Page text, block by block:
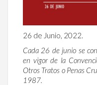
26 de Junio, 2022.
Cada 26 de junio se
en vigor de la
Otros Tratos o Penas
1987.